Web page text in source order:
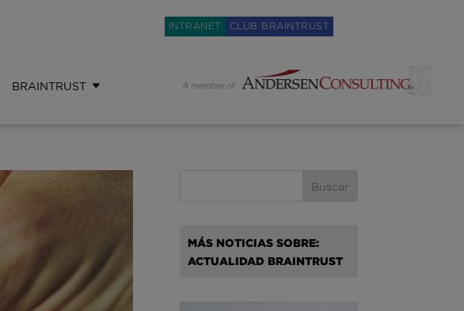
INTRANET CLUB BRAINTRUST
BRAINTRUST
MÁS NOTICIAS SOBRE:
ACTUALIDAD BRAINTRUST